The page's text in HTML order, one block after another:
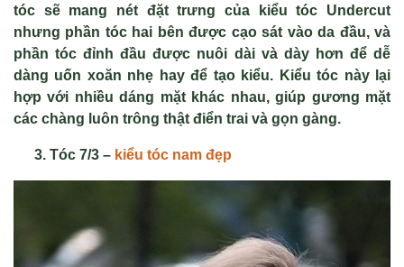
tóc sẽ mang nét đặt trưng của kiểu tóc Undercut
nhưng phần tóc hai bên được cạo sát vào da đầu, và
phần tóc đỉnh đầu được nuôi dài và dày hơn để dễ
dàng uốn xoăn nhẹ hay để tạo kiểu. Kiểu tóc này lại
hợp với nhiều dáng mặt khác nhau, giúp gương mặt
các chàng luôn trông thật điển trai và gọn gàng.
Tóc 7/3 – kiểu tóc nam đẹp